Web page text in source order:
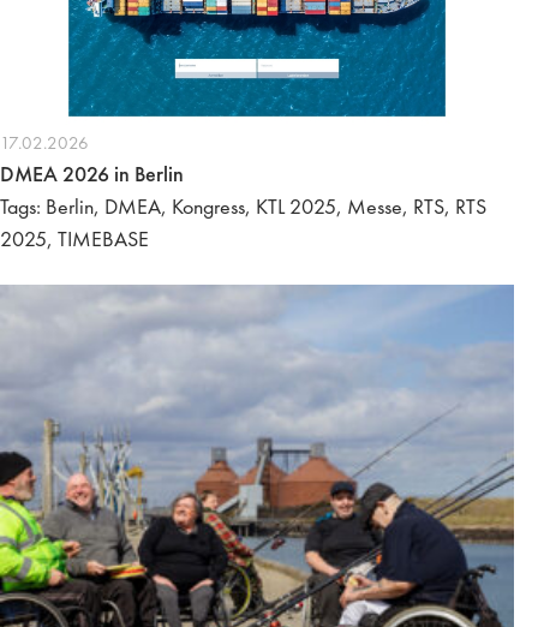
17.02.2026
DMEA 2026 in Berlin
Tags: Berlin, DMEA, Kongress, KTL 2025, Messe, RTS, RTS
2025, TIMEBASE